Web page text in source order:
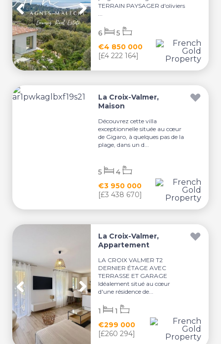
TERRAIN PAYSAGER d'oliviers
€4 850 000
[£4 222 164]
6 5
La Croix-Valmer,
Maison
Découvrez cette villa
exceptionnelle située au cœur
de Gigaro, à quelques pas de la
plage, dans un d...
€3 950 000
[£3 438 670]
5 4
La Croix-Valmer,
Appartement
LA CROIX VALMER T2
DERNIER ÉTAGE AVEC
TERRASSE ET GARAGE
Idéalement situé au cœur
d'une résidence de...
€299 000
[£260 294]
1 1